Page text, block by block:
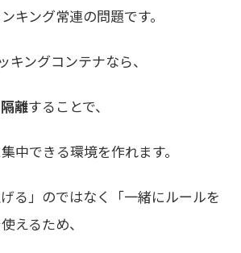
キング常連の問題です。
キングコンテナなら、
離することで、
中できる環境を作れます。
げる」のではなく「一緒にルールを
えるため、